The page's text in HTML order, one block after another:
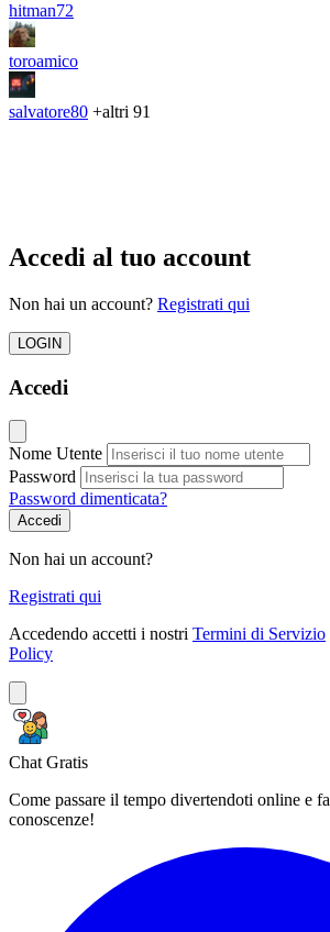
hitman72
toroamico
salvatore80 +altri 91
Accedi al tuo account
Non hai un account? Registrati qui
LOGIN
Accedi
Nome Utente
Password
Password dimenticata?
Accedi
Non hai un account?
Registrati qui
Accedendo accetti i nostri Termini di Servizio
Policy
Chat Gratis
Come passare il tempo divertendoti online e
conoscenze!